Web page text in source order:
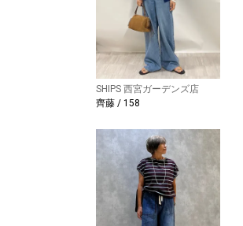
SHIPS 西宮ガーデンズ店
齊藤 / 158